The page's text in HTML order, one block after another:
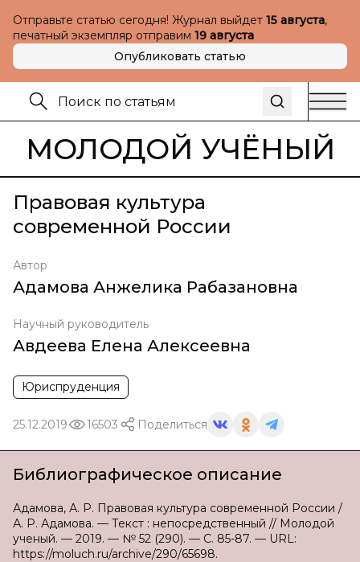
Отправьте статью сегодня! Журнал выйдет 15 августа,
печатный экземпляр отправим 19 августа
Опубликовать статью
МОЛОДОЙ УЧЁНЫЙ
Правовая культура
современной России
Автор
Адамова Анжелика Рабазановна
Научный руководитель
Авдеева Елена Алексеевна
Юриспруденция
25.12.2019 16503 Поделиться
Библиографическое описание
Адамова, А. Р. Правовая культура современной России /
А. Р. Адамова. — Текст : непосредственный // Молодой
ученый. — 2019. — № 52 (290). — С. 85-87. — URL:
https://moluch.ru/archive/290/65698.